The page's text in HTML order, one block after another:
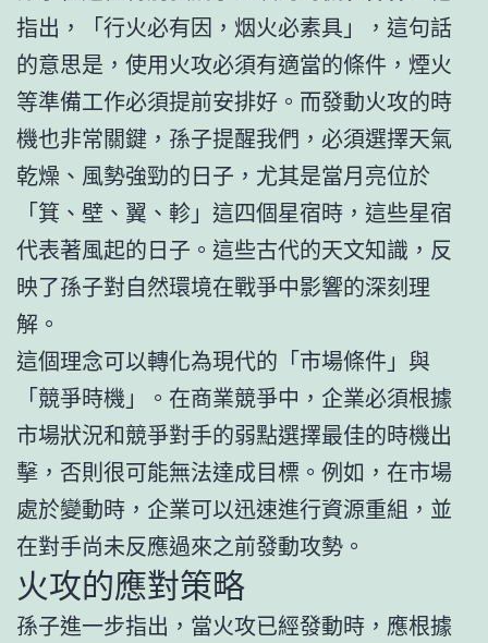
指出，「行火必有因，烟火必素具」，這句話
的意思是，使用火攻必須有適當的條件，煙火
等準備工作必須提前安排好。而發動火攻的時
機也非常關鍵，孫子提醒我們，必須選擇天氣
乾燥、風勢強勁的日子，尤其是當月亮位於
「箕、壁、翼、軫」這四個星宿時，這些星宿
代表著風起的日子。這些古代的天文知識，反
映了孫子對自然環境在戰爭中影響的深刻理
解。
這個理念可以轉化為現代的「市場條件」與
「競爭時機」。在商業競爭中，企業必須根據
市場狀況和競爭對手的弱點選擇最佳的時機出
擊，否則很可能無法達成目標。例如，在市場
處於變動時，企業可以迅速進行資源重組，並
在對手尚未反應過來之前發動攻勢。
火攻的應對策略
孫子進一步指出，當火攻已經發動時，應根據